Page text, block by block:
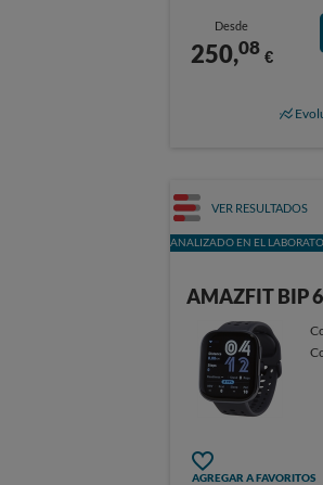
Desde
250,08 €
VER RESULTADOS
ANALIZADO EN EL
AMAZFIT BIP 6
AGREGAR A FAVORITOS